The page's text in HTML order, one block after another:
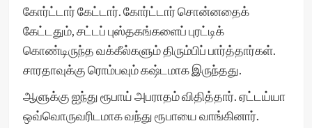
கோர்ட்டார் கேட்டார். கோர்ட்டார் சொன்னதைக்
கேட்டதும், சட்டப் புஸ்தகங்களைப் புரட்டிக்
கொண்டிருந்த வக்கீல்களும் திரும்பிப் பார்த்தார்கள்.
சாரதாவுக்கு ரொம்பவும் கஷ்டமாக இருந்தது.
ஆளுக்கு ஐந்து ரூபாய் அபராதம் விதித்தார். ஏட்டய்யா
ஒவ்வொருவரிடமாக வந்து ரூபாயை வாங்கினார்.